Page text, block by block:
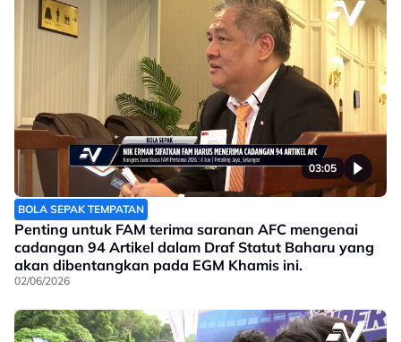
03:05
BOLA SEPAK TEMPATAN
Penting untuk FAM terima saranan AFC mengenai
cadangan 94 Artikel dalam Draf Statut Baharu yang
akan dibentangkan pada EGM Khamis ini.
02/06/2026